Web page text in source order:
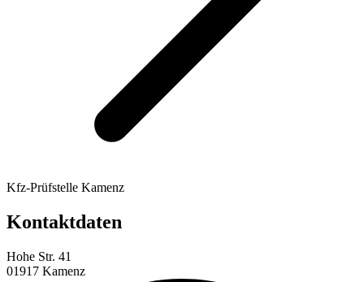
Kfz-Prüfstelle Kamenz
Kontaktdaten
Hohe Str. 41
01917 Kamenz